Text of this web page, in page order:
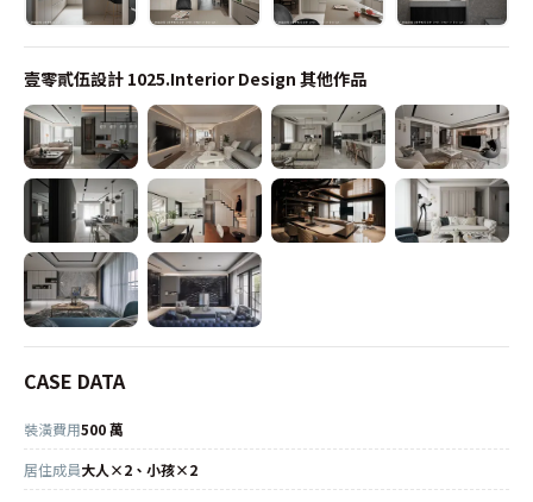
壹零貳伍設計 1025.Interior Design 其他作品
CASE DATA
裝潢費用500 萬
居住成員大人×2、小孩×2